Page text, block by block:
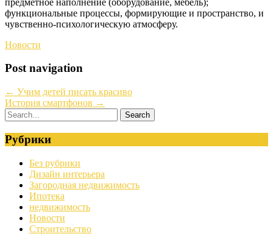
функциональные процессы, формирующие и пространство, и
чувственно-психологическую атмосферу.
Новости
Post navigation
← Учим детей писать красиво
История смартфонов →
Рубрики
Без рубрики
Дизайн интерьера
Загородная недвижимость
Ипотека
недвижимость
Новости
Строительство